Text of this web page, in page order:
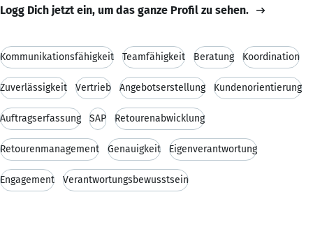
Logg Dich jetzt ein, um das ganze Profil zu sehen.
Kommunikationsfähigkeit Teamfähigkeit Beratung Koordination
Zuverlässigkeit Vertrieb Angebotserstellung Kundenorientierung
Auftragserfassung SAP Retourenabwicklung
Retourenmanagement Genauigkeit Eigenverantwortung
Engagement Verantwortungsbewusstsein